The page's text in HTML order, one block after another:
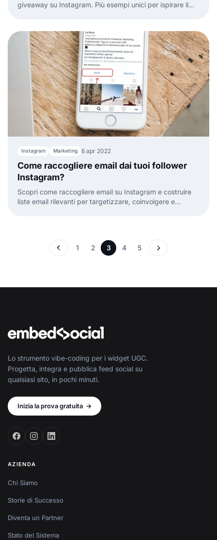
giveaway su Instagram. Più esempi unici per ispirare il
Instagram Marketing 6 apr 2022
Come raccogliere email dai tuoi follower
Instagram?
Scopri come raccogliere email su Instagram e costruire
liste email rilevanti per targetizzare, coinvolgere e
1 2 3 4 5
Lo strumento vibe-coding per i widget UGC.
Progetta, integra e pubblica feed social su
qualsiasi sito, in pochi minuti.
Inizia la prova gratuita →
AZIENDA
Chi Siamo
Storie di Successo
Diventa un Partner
Stato del Sistema